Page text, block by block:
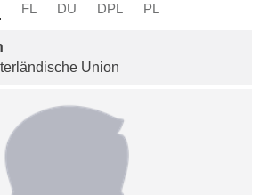
FL DU DPL PL
Union